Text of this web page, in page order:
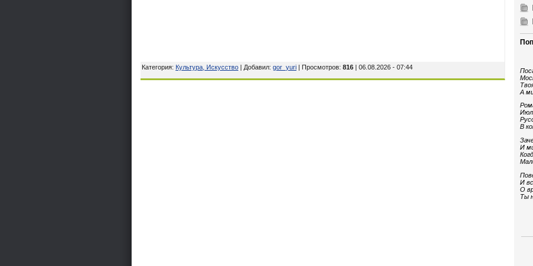
Категория: Культура, Искусство | Добавил: gor_yuri | Просмотров: 816 | 06.08.2026 - 07:44
А
В
И
И
О
Ты